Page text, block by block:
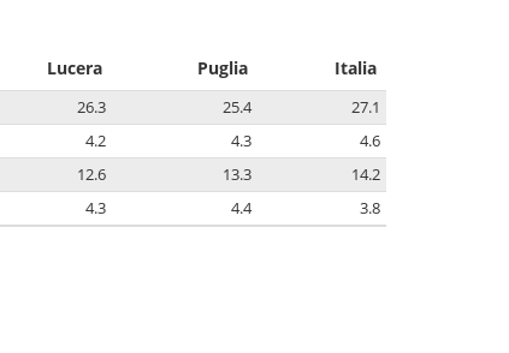
Lucera Puglia Italia
26.3 25.4
27.1
4.2 4.3
4.6
12.6 13.3
14.2
4.3 4.4 3.8